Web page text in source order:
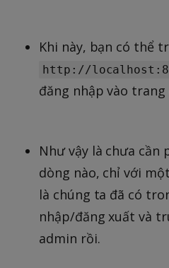
Khi này, bạn có thể
http://
đăng nhập vào
Như vậy là chưa
dòng nào, chỉ với
là chúng ta đã có
nhập/đăng xuất và
admin rồi.